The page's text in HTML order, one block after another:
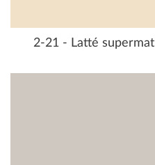
2-21 - Latté supermat